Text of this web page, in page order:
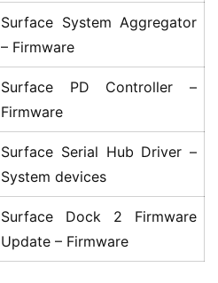
Surface System Aggregator
– Firmware
Surface PD Controller –
Firmware
Surface Serial Hub Driver –
System devices
Surface Dock 2 Firmware
Update – Firmware